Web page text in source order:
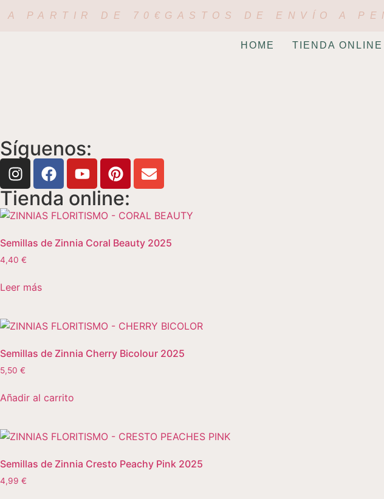
A PARTIR DE 70€ GASTOS DE ENVÍO A
HOME TIENDA ONLINE
Síguenos:
Tienda online:
Semillas de Zinnia Coral Beauty 2025
4,40 €
Leer más
Semillas de Zinnia Cherry Bicolour 2025
5,50 €
Añadir al carrito
Semillas de Zinnia Cresto Peachy Pink 2025
4,99 €